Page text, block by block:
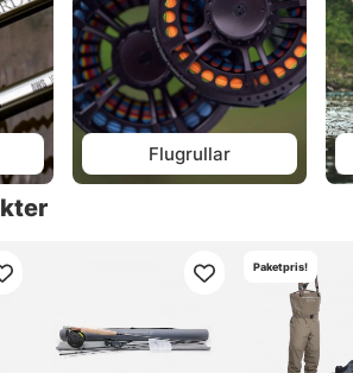
Flugrullar
Paketpris!